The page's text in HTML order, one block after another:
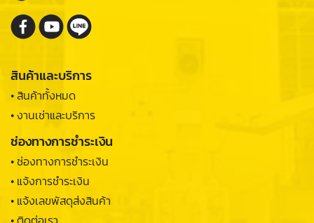
สินค้าและบริการ
• สินค้าทั้งหมด
• งานเช่าและบริการ
ช่องทางการชำระเงิน
• ช่องทางการชำระเงิน
• แจ้งการชำระเงิน
• แจ้งเลขพัสดุส่งสินค้า